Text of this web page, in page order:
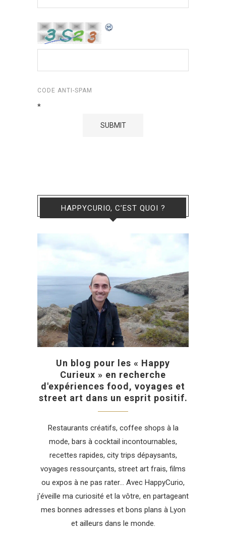
CODE ANTI-SPAM
*
HAPPYCURIO, C’EST QUOI ?
Un blog pour les « Happy
Curieux » en recherche
d'expériences food, voyages et
street art dans un esprit positif.
Restaurants créatifs, coffee shops à la
mode, bars à cocktail incontournables,
recettes rapides, city trips dépaysants,
voyages ressourçants, street art frais, films
ou expos à ne pas rater... Avec HappyCurio,
j'éveille ma curiosité et la vôtre, en partageant
mes bonnes adresses et bons plans à Lyon
et ailleurs dans le monde.